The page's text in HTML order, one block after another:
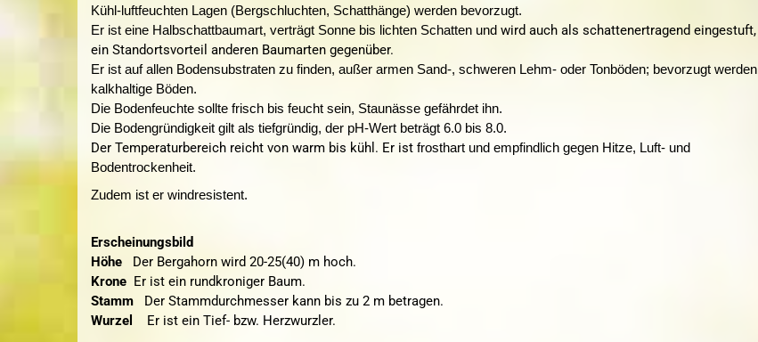
Kühl-luftfeuchten Lagen (Bergschluchten, Schatthänge) werden bevorzugt.
Er ist eine Halbschattbaumart, verträgt Sonne bis lichten Schatten und wird auch als schattenertragend eingestuft,
ein Standortsvorteil anderen Baumarten gegenüber.
Er ist auf allen Bodensubstraten zu finden, außer armen Sand-, schweren Lehm- oder Tonböden; bevorzugt werden
kalkhaltige Böden.
Die Bodenfeuchte sollte frisch bis feucht sein, Staunässe gefährdet ihn.
Die Bodengründigkeit gilt als tiefgründig, der pH-Wert beträgt 6.0 bis 8.0.
Der Temperaturbereich reicht von warm bis kühl. Er ist frosthart und empfindlich gegen Hitze, Luft- und
Bodentrockenheit.
Zudem ist er windresistent.
Erscheinungsbild
Höhe Der Bergahorn wird 20-25(40) m hoch.
Krone Er ist ein rundkroniger Baum.
Stamm
Der Stammdurchmesser kann bis zu 2 m betragen.
Wurzel
Er ist ein Tief- bzw. Herzwurzler.